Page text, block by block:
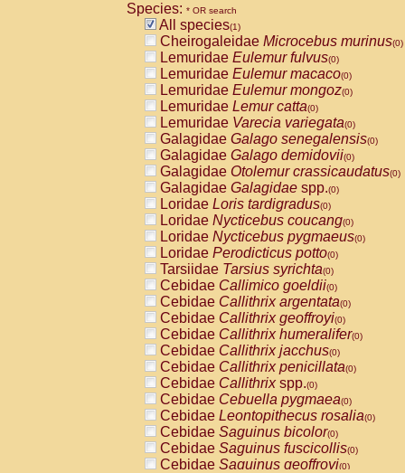
Species: * OR search
All species(1)
Cheirogaleidae Microcebus murinus(0)
Lemuridae Eulemur fulvus(0)
Lemuridae Eulemur macaco(0)
Lemuridae Eulemur mongoz(0)
Lemuridae Lemur catta(0)
Lemuridae Varecia variegata(0)
Galagidae Galago senegalensis(0)
Galagidae Galago demidovii(0)
Galagidae Otolemur crassicaudatus(0)
Galagidae Galagidae spp.(0)
Loridae Loris tardigradus(0)
Loridae Nycticebus coucang(0)
Loridae Nycticebus pygmaeus(0)
Loridae Perodicticus potto(0)
Tarsiidae Tarsius syrichta(0)
Cebidae Callimico goeldii(0)
Cebidae Callithrix argentata(0)
Cebidae Callithrix geoffroyi(0)
Cebidae Callithrix humeralifer(0)
Cebidae Callithrix jacchus(0)
Cebidae Callithrix penicillata(0)
Cebidae Callithrixspp.(0)
Cebidae Cebuella pygmaea(0)
Cebidae Leontopithecus rosalia(0)
Cebidae Saguinus bicolor(0)
Cebidae Saguinus fuscicollis(0)
Cebidae Saguinus geoffroyi(0)